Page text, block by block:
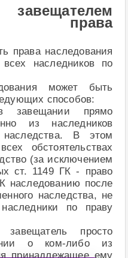
права
права наследования
наследников по
может быть
способов:
прямо
из наследников
наследства. В этом
обстоятельствах
(за исключением
ст. 1149 ГК - право
наследованию после
наследства, не
по праву
просто
о ком-либо из
принадлежащее ему